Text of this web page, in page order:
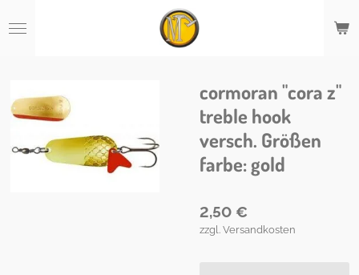
Hauptinhalt
cormoran "cora z"
treble hook
versch. Größen
farbe: gold
2,50 €
zzgl. Versandkosten